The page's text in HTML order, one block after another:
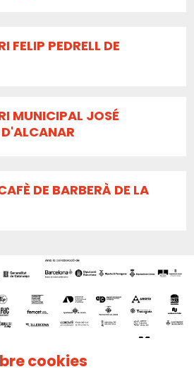
FELIP PEDRELL DE
MUNICIPAL JOSÉ
DE BARBERÀ DE LA
cookies